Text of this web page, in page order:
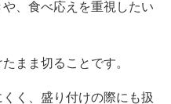
、食べ応えを重視したい
まま切ることです。
く、盛り付けの際にも扱